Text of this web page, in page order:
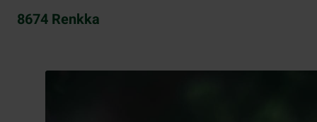
8674 Renkka